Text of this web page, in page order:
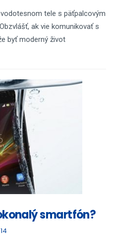
tele s päťpalcovým
ak vie komunikovať s
byť moderný život
smartfón?
14